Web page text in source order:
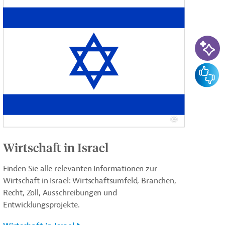
Wirtschaft in Israel
Finden Sie alle relevanten Informationen zur
Wirtschaft in Israel: Wirtschaftsumfeld, Branchen,
Recht, Zoll, Ausschreibungen und
Entwicklungsprojekte.
KI-